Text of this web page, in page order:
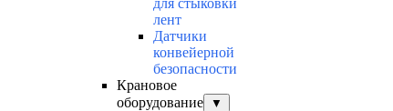
лент
Датчики
конвейерной
безопасности
Крановое
оборудование
▼